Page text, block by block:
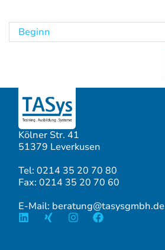
Beginn
Kölner Str. 41
51379 Leverkusen
Tel: 0214 35 20 70 80
Fax: 0214 35 20 70 60
E-Mail: beratung@tasysgmbh.de